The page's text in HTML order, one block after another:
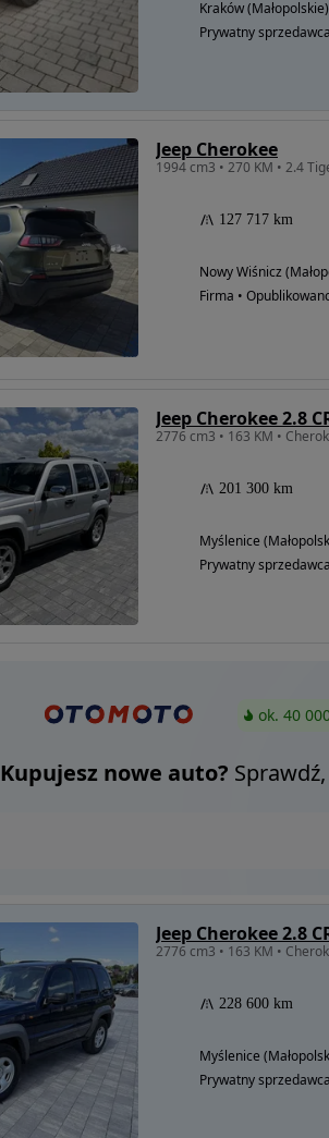
Kraków (Małopolskie)
Prywatny
Jeep Cherokee
127 717 km
Nowy Wiśnicz
Firma •
Jeep Cherokee 2.8
2776 cm3 • 163 KM •
201 300 km
Myślenice
Prywatny
ok. 40
Kupujesz nowe auto?
Jeep Cherokee 2.8
2776 cm3 • 163 KM •
228 600 km
Myślenice
Prywatny